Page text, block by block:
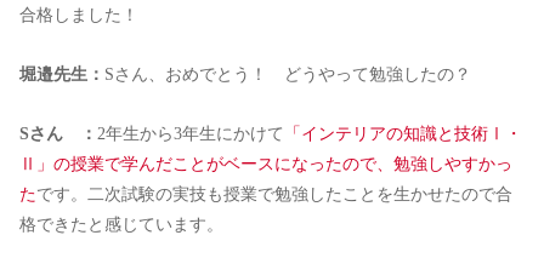
合格しました！
堀邉先生： Sさん、おめでとう！ どうやって勉強したの？
Sさん ： 2年生から3年生にかけて
「インテリアの知識と技術Ⅰ・
Ⅱ」の授業で学んだことがベースになったので、勉強しやすかっ
たです。二次試験の実技も授業で勉強したことを生かせたので合
格できたと感じています。